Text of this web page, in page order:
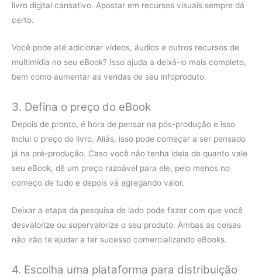
livro digital cansativo. Apostar em recursos visuais sempre dá
certo.
Você pode até adicionar vídeos, áudios e outros recursos de
multimídia no seu eBook? Isso ajuda a deixá-lo mais completo,
bem como aumentar as vendas de seu infoproduto.
3. Defina o preço do eBook
Depois de pronto, é hora de pensar na pós-produção e isso
inclui o preço do livro. Aliás, isso pode começar a ser pensado
já na pré-produção. Caso você não tenha ideia de quanto vale
seu eBook, dê um preço razoável para ele, pelo menos no
começo de tudo e depois vá agregando valor.
Deixar a etapa da pesquisa de lado pode fazer com que você
desvalorize ou supervalorize o seu produto. Ambas as coisas
não irão te ajudar a ter sucesso comercializando eBooks.
4. Escolha uma plataforma para distribuição